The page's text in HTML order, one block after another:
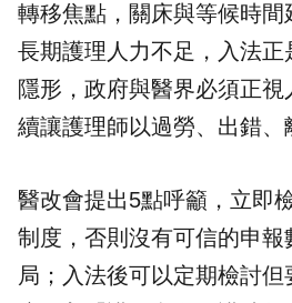
轉移焦點，關床與等候時間
長期護理人力不足，入法
隱形，政府與醫界必須正
續讓護理師以過勞、出錯、
醫改會提出5點呼籲，立即
制度，否則沒有可信的申報
局；入法後可以定期檢討